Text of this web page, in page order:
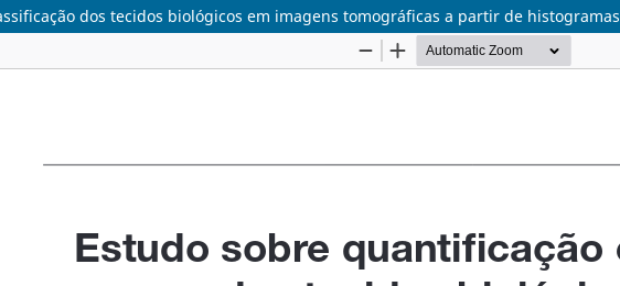
dos tecidos biológicos em imagens tomográficas a partir de histogramas